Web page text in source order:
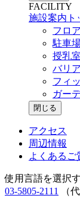
FACILITY
施設案内ト
フロ
駐車
授乳室
バリ
フィ
ガー
閉じる
アクセス
周辺情報
よくあるご
使用言語を選択
03-5805-2111
（